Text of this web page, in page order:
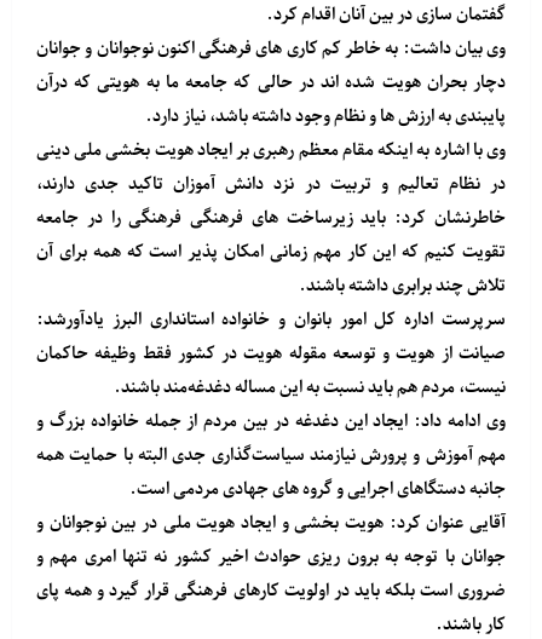
گفتمان سازی در بین آنان اقدام کرد.
وی بیان داشت: به خاطر کم کاری های فرهنگی اکنون نوجوانان و جوانان
دچار بحران هویت شده اند در حالی که جامعه ما به هویتی که درآن
پایبندی به ارزش ها و نظام وجود داشته باشد، نیاز دارد.
وی با اشاره به اینکه مقام معظم رهبری بر ایجاد هویت بخشی ملی دینی
در نظام تعالیم و تربیت در نزد دانش آموزان تاکید جدی دارند،
خاطرنشان کرد: باید زیرساخت های فرهنگی فرهنگی را در جامعه
تقویت کنیم که این کار مهم زمانی امکان پذیر است که همه برای آن
تلاش چند برابری داشته باشند.
سرپرست اداره کل امور بانوان و خانواده استانداری البرز یادآورشد:
صیانت از هویت و توسعه مقوله هویت در کشور فقط وظیفه حاکمان
نیست، مردم هم باید نسبت به این مساله دغدغه‌مند باشند.
وی ادامه داد: ایجاد این دغدغه در بین مردم از جمله خانواده بزرگ و
مهم آموزش و پرورش نیازمند سیاست‌گذاری جدی البته با حمایت همه
جانبه دستگاهای اجرایی و گروه های جهادی مردمی است.
آقایی عنوان کرد: هویت بخشی و ایجاد هویت ملی در بین نوجوانان و
جوانان با توجه به برون ریزی حوادث اخیر کشور نه تنها امری مهم و
ضروری است بلکه باید در اولویت کارهای فرهنگی قرار گیرد و همه پای
کار باشند.